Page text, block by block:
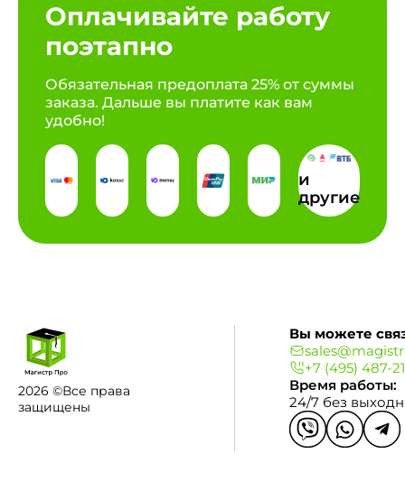
Оплачивайте работу
поэтапно
Обязательная предоплата 25% от суммы
заказа. Дальше вы платите как вам
удобно!
и
другие
2026 ©Все права
защищены
Вы можете
+7 (495) 487-
Время работы:
24/7 без